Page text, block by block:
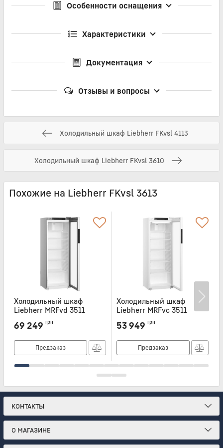
Особенности оснащения
Характеристики
Документация
Отзывы и вопросы
Холодильный шкаф Liebherr FKvsl 4113
Холодильный шкаф Liebherr FKvsl 3610
Похожие на Liebherr FKvsl 3613
Холодильный шкаф
Liebherr MRFvd 3511
MRFVD3511
69 249 грн
Предзаказ
Холодильный шкаф
Liebherr MRFvc 3511
MRFVC3511
53 949 грн
Предзаказ
КОНТАКТЫ
О МАГАЗИНЕ